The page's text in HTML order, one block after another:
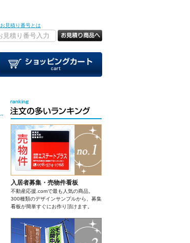
お見積り番号とは
入居者募集・売物件看板
不動産応援.comで最も人気の商品。
300種類のデザインサンプルから、募集
看板が簡単すぐにお作り頂けます。